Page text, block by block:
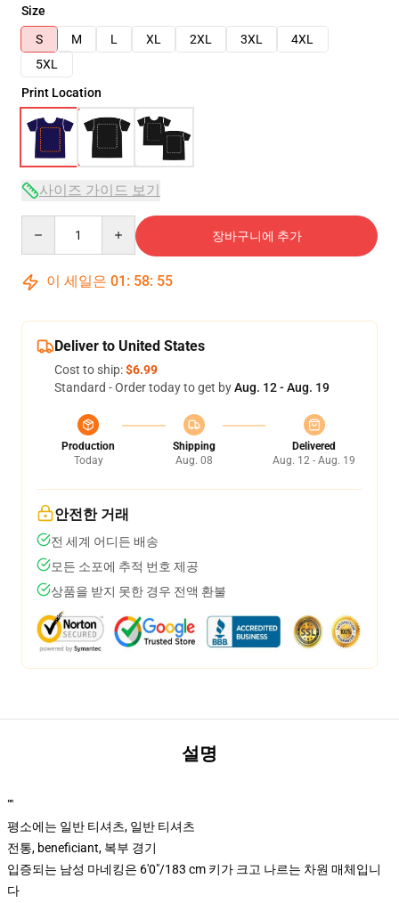
Size
S
M L XL 2XL 3XL
4XL
5XL
Print Location
사이즈 가이드 보기
장바구니에 추가
이 세일은 01 : 58: 54
Deliver to United States
Cost to ship:$6.99
Standard - Order today to get byAug. 12 - Aug. 19
Production
Today
Shipping
Aug. 08
Delivered
Aug. 12 - Aug. 19
안전한 거래
전 세계 어디든 배송
모든 소포에 추적 번호 제공
상품을 받지 못한 경우 전액 환불
설명
""
평소에는 일반 티셔츠, 일반 티셔츠
전통, beneficiant, 복부 경기
입증되는 남성 마네킹은 6'0"/183 cm 키가 크고 나르는 차원 매체입니
다